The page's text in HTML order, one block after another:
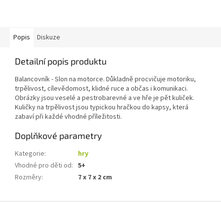
Popis Diskuze
Detailní popis produktu
Balancovník - Slon na motorce. Důkladně procvičuje motoriku,
trpělivost, cílevědomost, klidné ruce a občas i komunikaci.
Obrázky jsou veselé a pestrobarevné a ve hře je pět kuliček.
Kuličky na trpělivost jsou typickou hračkou do kapsy, která
zabaví při každé vhodné příležitosti.
Doplňkové parametry
Kategorie:
hry
Vhodné pro děti od: 5+
Rozměry: 7 x 7 x 2 cm